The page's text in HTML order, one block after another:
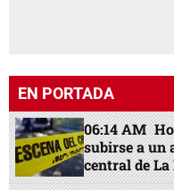
EN PORTADA
06:14 AM
subirse a un
central de